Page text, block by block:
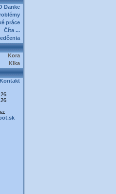
Danke
práce
Číta ...
Kora
Kika
Kontakt